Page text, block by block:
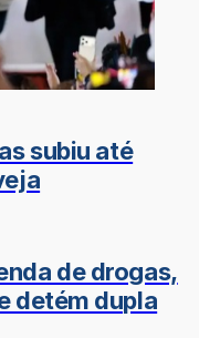
subiu até
de drogas,
detém dupla